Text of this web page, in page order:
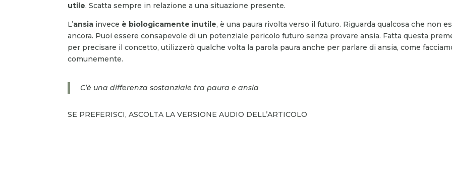
utile. Scatta sempre in relazione a una situazione presente.
L’ansia invece è biologicamente inutile, è una paura rivolta verso il futuro. Riguarda qualcosa che non
ancora. Puoi essere consapevole di un potenziale pericolo futuro senza provare ansia. Fatta questa
per precisare il concetto, utilizzerò qualche volta la parola paura anche per parlare di ansia, come
comunemente.
C’è una differenza sostanziale tra paura e ansia
SE PREFERISCI, ASCOLTA LA VERSIONE AUDIO DELL’ARTICOLO